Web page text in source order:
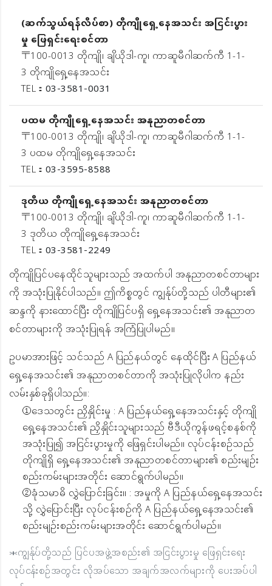
(ဆက်သွယ်ရန်လိပ်စာ) တိုကျိုရှေ့နေအသင်း အငြင်းပွား
မှု ဖြေရှင်းရေးစင်တာ
〒100-0013 တိုကျို၊ ချိယိုဒါ-ကူ၊ ကာဆူမီဂါဆက်ကီ 1-1-
3 တိုကျိုရှေ့နေအသင်း
TEL：03-3581-0031
ပထမ တိုကျိုရှေ့နေအသင်း အနုညာတစင်တာ
〒100-0013 တိုကျို၊ ချိယိုဒါ-ကူ၊ ကာဆူမီဂါဆက်ကီ 1-1-
3 ပထမ တိုကျိုရှေ့နေအသင်း
TEL：03-3595-8588
ဒုတိယ တိုကျိုရှေ့နေအသင်း အနုညာတစင်တာ
〒100-0013 တိုကျို၊ ချိယိုဒါ-ကူ၊ ကာဆူမီဂါဆက်ကီ 1-1-
3 ဒုတိယ တိုကျိုရှေ့နေအသင်း
TEL：03-3581-2249
တိုကျိုပြင်ပနေထိုင်သူများသည် အထက်ပါ အနုညာတစင်တာများ
ကို အသုံးပြုနိုင်ပါသည်။ ဤကိစ္စတွင် ကျွန်ုပ်တို့သည် ပါတီများ၏
ဆန္ဒကို နားထောင်ပြီး တိုကျိုပြင်ပရှိ ရှေ့နေအသင်း၏ အနုညာတ
စင်တာများကို အသုံးပြုရန် အကြံပြုပါမည်။
ဥပမာအားဖြင့် သင်သည် A ပြည်နယ်တွင် နေထိုင်ပြီး A ပြည်နယ်
ရှေ့နေအသင်း၏ အနုညာတစင်တာကို အသုံးပြုလိုပါက နည်း
လမ်းနှစ်ခုရှိပါသည်။:
①ဒေသတွင်း ညှိနှိုင်းမှု : A ပြည်နယ်ရှေ့နေအသင်းနှင့် တိုကျို
ရှေ့နေအသင်း၏ ညှိနှိုင်းသူများသည် ဗီဒီယိုကွန်ဖရင့်စနစ်ကို
အသုံးပြု၍ အငြင်းပွားမှုကို ဖြေရှင်းပါမည်။ လုပ်ငန်းစဉ်သည်
တိုကျိုရှိ ရှေ့နေအသင်း၏ အနုညာတစင်တာများ၏ စည်းမျဉ်း
စည်းကမ်းများအတိုင်း ဆောင်ရွက်ပါမည်။
②ခုံသမာဓိ လွှဲပြောင်းခြင်း။ : အမှုကို A ပြည်နယ်ရှေ့နေအသင်း
သို့ လွှဲပြောင်းပြီး လုပ်ငန်းစဉ်ကို A ပြည်နယ်ရှေ့နေအသင်း၏
စည်းမျဉ်းစည်းကမ်းများအတိုင်း ဆောင်ရွက်ပါမည်။
＊ကျွန်ုပ်တို့သည် ပြင်ပအဖွဲ့အစည်း၏ အငြင်းပွားမှု ဖြေရှင်းရေး
လုပ်ငန်းစဉ်အတွင်း လိုအပ်သော အချက်အလက်များကို ပေးအပ်ပါ